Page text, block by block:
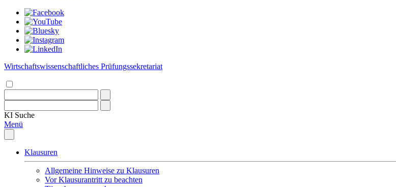
Wirtschaftswissenschaftliches Prüfungssekretariat
KI Suche
Menü
Klausuren
Allgemeine Hinweise zu Klausuren
Vor Klausurantritt zu beachten